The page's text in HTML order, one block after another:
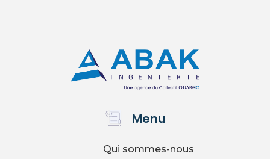
Menu
Qui sommes-nous